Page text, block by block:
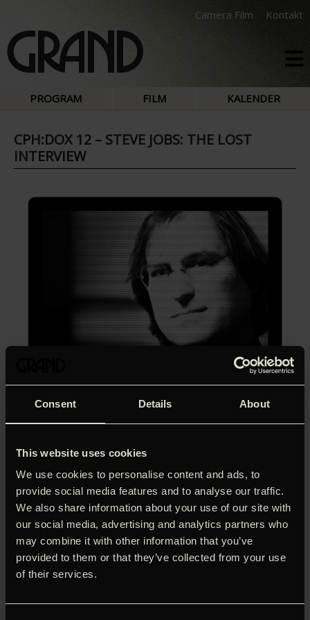
Consent Details About
This website uses cookies
We use cookies to personalise content and ads, to
provide social media features and to analyse our traffic.
We also share information about your use of our site with
our social media, advertising and analytics partners who
may combine it with other information that you’ve
provided to them or that they’ve collected from your use
of their services.
Camera Film Kontakt
PROGRAM FILM KALENDER
CPH:DOX 12 – STEVE JOBS: THE LOST
INTERVIEW